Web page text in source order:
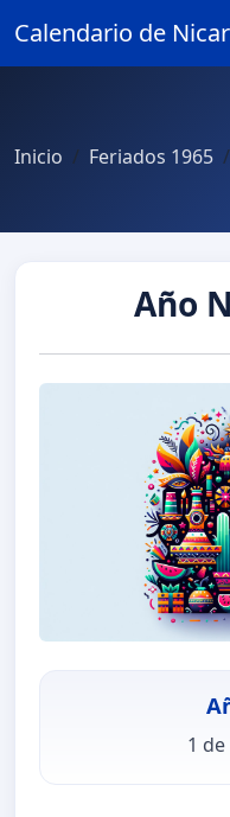
Calendario de
Inicio Feriados 1965
Año
1